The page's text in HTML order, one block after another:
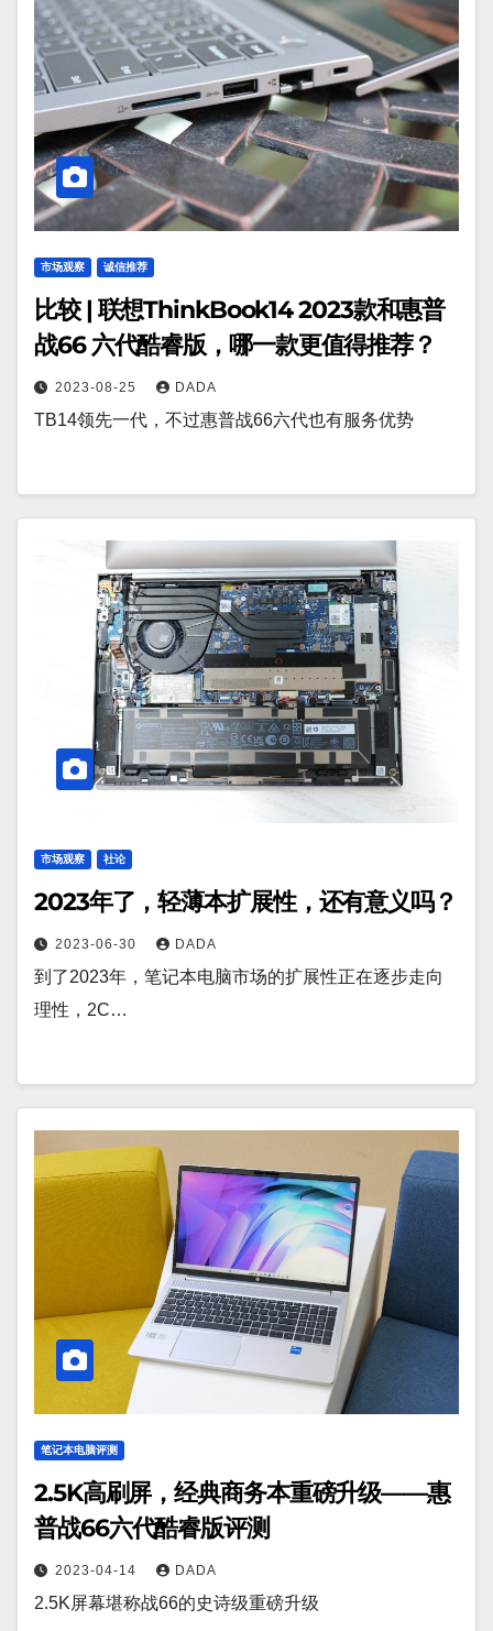
市场观察 诚信推荐
比较 | 联想ThinkBook14 2023款和惠普
战66 六代酷睿版，哪一款更值得推荐？
2023-08-25 DADA
TB14领先一代，不过惠普战66六代也有服务优势
市场观察 社论
2023年了，轻薄本扩展性，还有意义吗？
2023-06-30 DADA
到了2023年，笔记本电脑市场的扩展性正在逐步走向
理性，2C…
笔记本电脑评测
2.5K高刷屏，经典商务本重磅升级——惠
普战66六代酷睿版评测
2023-04-14 DADA
2.5K屏幕堪称战66的史诗级重磅升级